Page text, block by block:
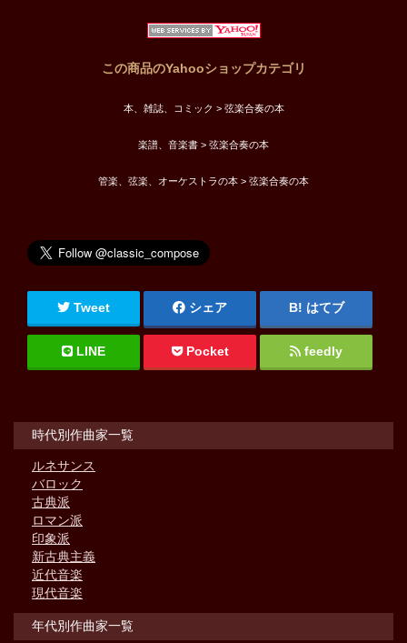
この商品のYahooショップカテゴリ
本、雑誌、コミック > 弦楽合奏の本
楽譜、音楽書 > 弦楽合奏の本
管楽、弦楽、オーケストラの本 > 弦楽合奏の本
Tweet シェア はてブ
LINE Pocket feedly
時代別作曲家一覧
ルネサンス
バロック
古典派
ロマン派
印象派
新古典主義
近代音楽
現代音楽
年代別作曲家一覧